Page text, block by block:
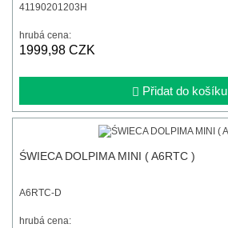
41190201203H
hrubá cena:
1999,98 CZK
Přidat do košíku
ŚWIECA DOLPIMA MINI ( A6RTC )
A6RTC-D
hrubá cena: